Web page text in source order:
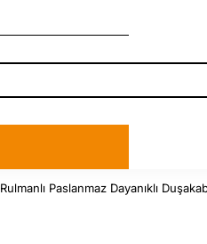
Rulmanlı Paslanmaz Dayanıklı